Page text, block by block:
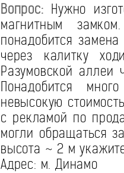
Вопрос: Нужно
магнитным
понадобится
через калитку
Разумовской аллеи
Понадобится
невысокую
с рекламой по
могли обращаться
высота ~ 2 м
Адрес: м. Динамо